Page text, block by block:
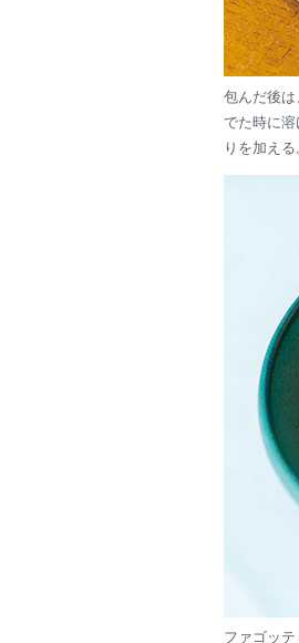
包んだ後
でた時に
りを加える
ファゴッ